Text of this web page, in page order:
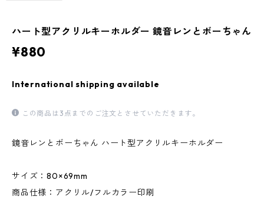
ハート型アクリルキーホルダー 鏡音レンとボーちゃん
¥880
International shipping available
この商品は3点までのご注文とさせていただきます。
鏡音レンとボーちゃん ハート型アクリルキーホルダー
サイズ：80×69mm
商品仕様：アクリル/フルカラー印刷